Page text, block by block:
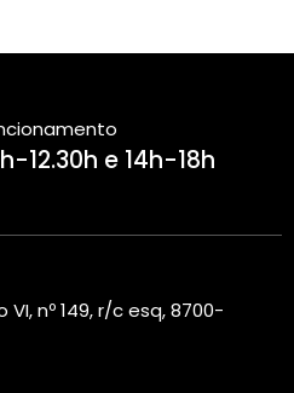
12.30h e 14h-18h
VI, nº 149, r/c esq, 8700-